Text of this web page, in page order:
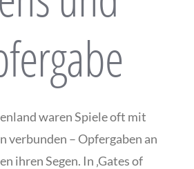
waren Spiele oft mit
verbunden – Opfergaben an
ihren Segen. In ‚Gates of